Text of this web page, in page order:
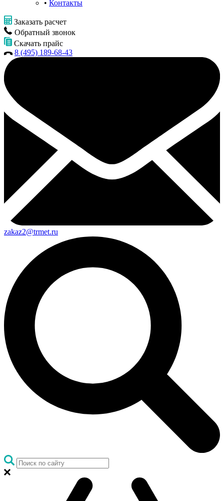
Контакты
Заказать расчет
Обратный звонок
Скачать прайс
8 (495) 189-68-43
zakaz2@trmet.ru